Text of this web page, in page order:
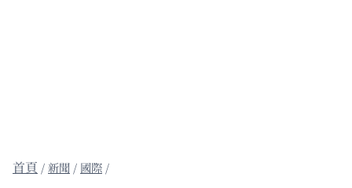
/新聞 / 國際 /